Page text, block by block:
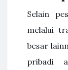
Selain
melalui
besar
pribadi